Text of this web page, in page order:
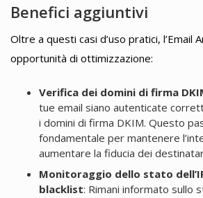
Benefici aggiuntivi
Oltre a questi casi d’uso pratici, l’Email
opportunità di ottimizzazione:
Verifica dei domini di firma
tue email siano autenticate
i domini di firma DKIM. Questo
fondamentale per mantenere
aumentare la fiducia dei
Monitoraggio dello stato
blacklist: Rimani informato sullo